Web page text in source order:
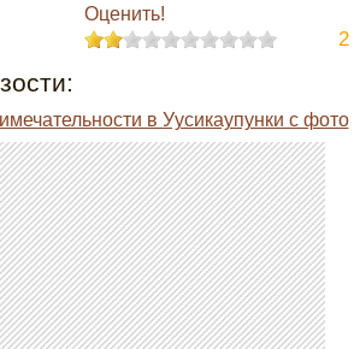
Оценить!
2
в Уусикаупунки с фото